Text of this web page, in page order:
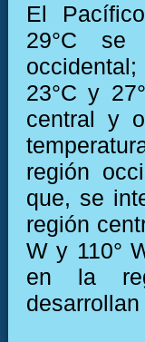
El
29°C se
occidental;
23°C y
central y
región
que, se
región
W y 110°
en la